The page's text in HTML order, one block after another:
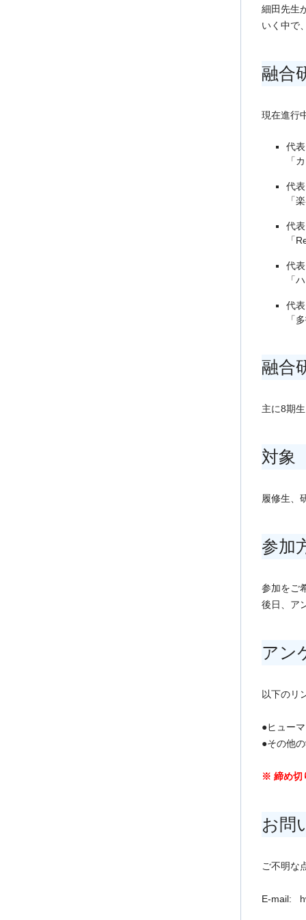
細田先生
いく中で
融合
現在進行
代
「
代
「
代
「
代
「
代
「
融合
主に8期
対象
履修生、
参加
参加をご
後日、ア
アン
以下のリ
●ヒュー
●その他
※ 締め切
お問
ご不明な
E-mail: